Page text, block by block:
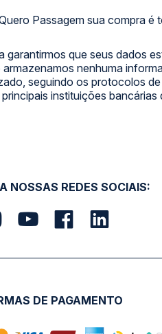
Passagem sua compra é
garantirmos que seus dados
armazenamos nenhuma
seguindo os protocolos
instituições bancárias
NOSSAS REDES SOCIAIS:
DE PAGAMENTO